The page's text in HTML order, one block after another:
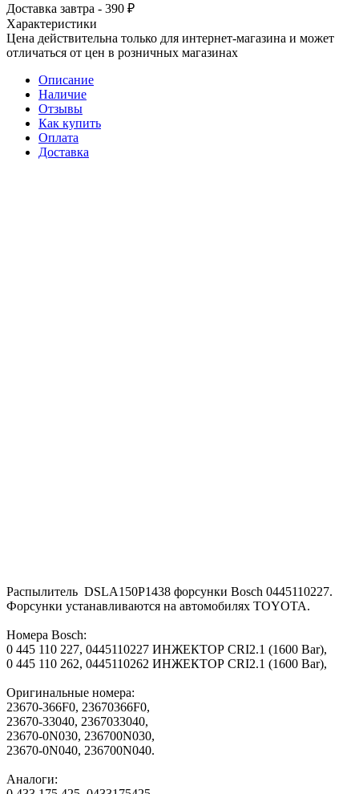
Доставка завтра - 390 ₽
Характеристики
Цена действительна только для интернет-магазина и может
отличаться от цен в розничных магазинах
Описание
Наличие
Отзывы
Как купить
Оплата
Доставка
Распылитель DSLA150P1438 форсунки Bosch 0445110227.
Форсунки устанавливаются на автомобилях TOYOTA.
Номера Bosch:
0 445 110 227, 0445110227 ИНЖЕКТОР CRI2.1 (1600 Bar),
0 445 110 262, 0445110262 ИНЖЕКТОР CRI2.1 (1600 Bar),
Оригинальные номера:
23670-366F0, 23670366F0,
23670-33040, 2367033040,
23670-0N030, 236700N030,
23670-0N040, 236700N040.
Аналоги: